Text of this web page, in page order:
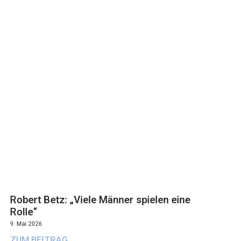
Robert Betz: „Viele Männer spielen eine
Rolle“
9. Mai 2026